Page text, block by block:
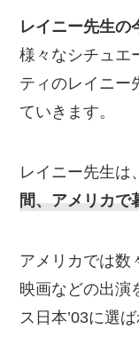
レイニー先生の
様々なシチュエ
ティのレイニー
ていきます。
レイニー先生は
間、アメリカで
アメリカでは数
映画などの出演
ス日本’03に選